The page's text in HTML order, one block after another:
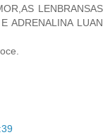
LENBRANSAS
ADRENALINA LUAN